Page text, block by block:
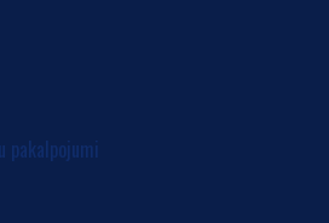
pakalpojumi